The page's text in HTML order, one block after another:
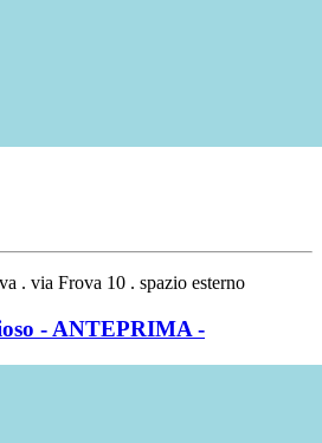
. via Frova 10 . spazio esterno
- ANTEPRIMA -